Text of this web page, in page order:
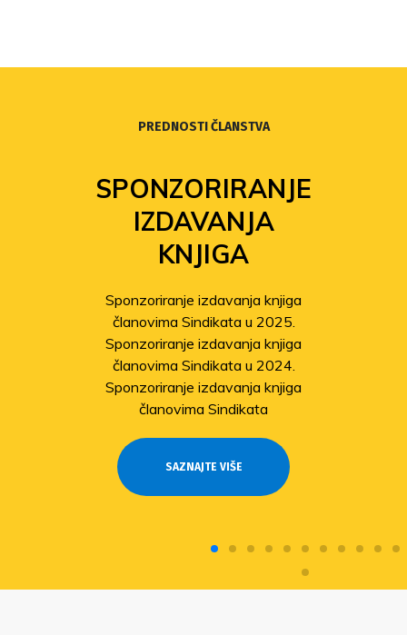
PREDNOSTI ČLANSTVA
SPONZORIRANJE
IZDAVANJA
KNJIGA
Sponzoriranje izdavanja knjiga
članovima Sindikata u 2025.
Sponzoriranje izdavanja knjiga
članovima Sindikata u 2024.
Sponzoriranje izdavanja knjiga
članovima Sindikata
SAZNAJTE VIŠE